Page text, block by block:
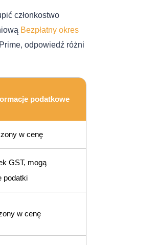
członkostwo
Bezpłatny okres
odpowiedź różni
podatkowe
w cenę
GST, mogą
podatki
w cenę